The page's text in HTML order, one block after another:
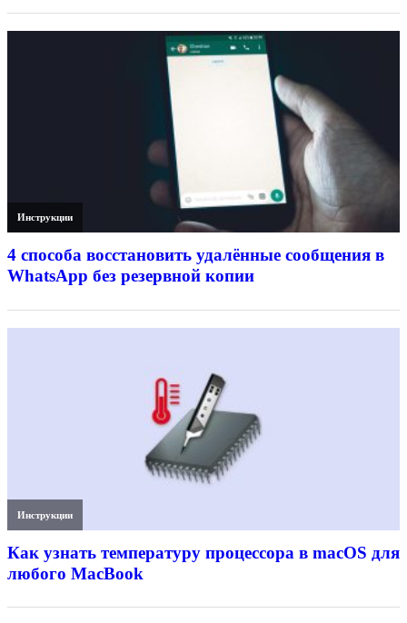
Инструкции
4 способа восстановить удалённые сообщения в
WhatsApp без резервной копии
Инструкции
Как узнать температуру процессора в macOS для
любого MacBook